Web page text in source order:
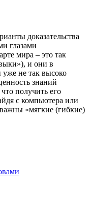
доказательства
глазами
мира – это так
и они в
уже не так высоко
знаний
получить его
с компьютера или
«мягкие (гибкие)